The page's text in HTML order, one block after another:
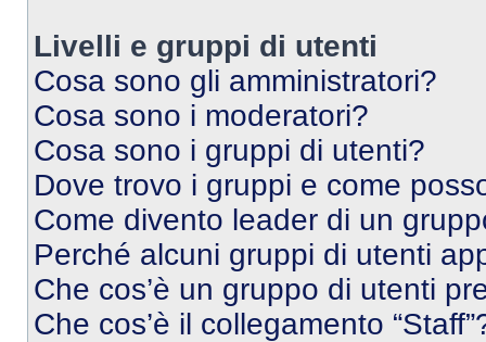
Livelli e gruppi di utenti
Cosa sono gli amministratori?
Cosa sono i moderatori?
Cosa sono i gruppi di utenti?
Dove trovo i gruppi e come
Come divento leader di un
Perché alcuni gruppi di utenti
Che cos’è un gruppo di utenti
Che cos’è il collegamento